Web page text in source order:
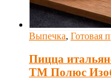
Выпечка, Готовая
Пицца
ТМ Полюс